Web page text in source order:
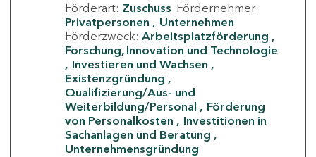
Förderart: Zuschuss Fördernehmer:
Privatpersonen
Unternehmen
Förderzweck: Arbeitsplatzförderung
Forschung, Innovation und Technologie
Investieren und Wachsen
Existenzgründung
Qualifizierung/Aus- und
Weiterbildung/Personal
Förderung
von Personalkosten
Investitionen in
Sachanlagen und Beratung
Unternehmensgründung